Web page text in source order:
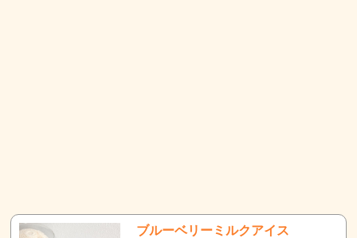
ブルーベリーミルクアイス